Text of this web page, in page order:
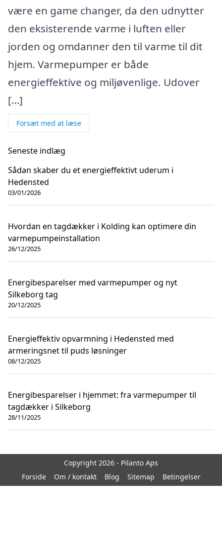
være en game changer, da den udnytter
den eksisterende varme i luften eller
jorden og omdanner den til varme til dit
hjem. Varmepumper er både
energieffektive og miljøvenlige. Udover
[…]
Forsæt med at læse
Seneste indlæg
Sådan skaber du et energieffektivt uderum i
Hedensted
03/01/2026
Hvordan en tagdækker i Kolding kan optimere din
varmepumpeinstallation
26/12/2025
Energibesparelser med varmepumper og nyt
Silkeborg tag
20/12/2025
Energieffektiv opvarmning i Hedensted med
armeringsnet til puds løsninger
08/12/2025
Energibesparelser i hjemmet: fra varmepumper til
tagdækker i Silkeborg
28/11/2025
Copyright 2026 - Pilanto Aps
Forside
Om / kontakt Blog Sitemap Betingelser